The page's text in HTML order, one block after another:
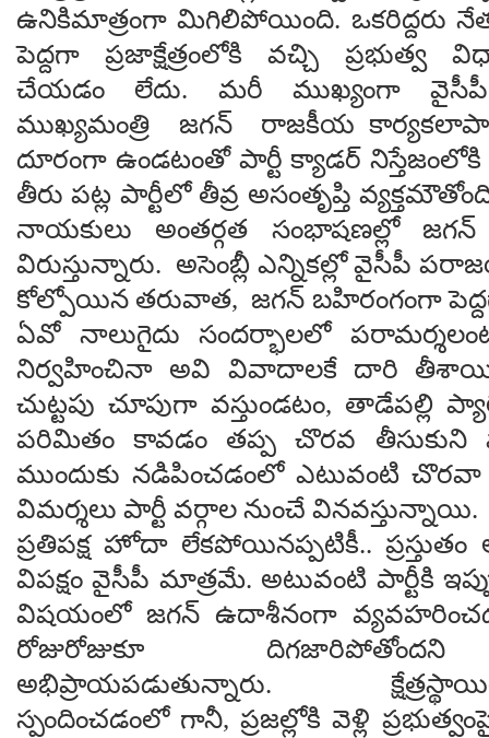
ఉనికిమాత్రంగా మిగిలిపోయింది. ఒకరిద్దరు
పెద్దగా ప్రజాక్షేత్రంలోకి వచ్చి ప్రభుత్వ
చేయడం లేదు. మరీ ముఖ్యంగా
ముఖ్యమంత్రి జగన్ రాజకీయ
దూరంగా ఉండటంతో పార్టీ క్యాడర్
తీరు పట్ల పార్టీలో తీవ్ర అసంతృప్తి
నాయకులు అంతర్గత సంభాషణల్లో
విరుస్తున్నారు. అసెంబ్లీ ఎన్నికల్లో వైసీపీ
కోల్పోయిన తరువాత, జగన్ బహిరంగంగా
ఏవో నాలుగైదు సందర్భాలలో
నిర్వహించినా అవి వివాదాలకే దారి
చుట్టపు చూపుగా వస్తుండటం, తాడేపల్లి
పరిమితం కావడం తప్ప చొరవ తీసుకుని
ముందుకు నడిపించడంలో ఎటువంటి చొరవా
విమర్శలు పార్టీ వర్గాల నుంచే
ప్రతిపక్ష హోదా లేకపోయినప్పటికీ.. ప్రస్తుతం
విపక్షం వైసీపీ మాత్రమే. అటువంటి పార్టీకి
విషయంలో జగన్ ఉదాశీనంగా
రోజురోజుకూ దిగజారిపోతోందని
అభిప్రాయపడుతున్నారు.
స్పందించడంలో గానీ, ప్రజల్లోకి వెళ్లి